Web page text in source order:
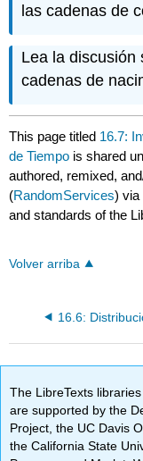
las cadenas de
Lea la discusión
cadenas de
This page titled 16.7:
de Tiempo is shared
authored, remixed,
(RandomServices) via
and standards of the
Volver arriba
The LibreTexts
are supported by the
Project, the UC Davis
the California State